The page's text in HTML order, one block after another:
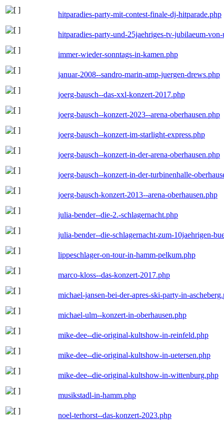
hitparadies-party-mit-contest-finale-dj-hitparade.php
hitparadies-party-und-25jaehriges-tv-jubilaeum-
immer-wieder-sonntags-in-kamen.php
januar-2008--sandro-marin-amp-juergen-drews.php
joerg-bausch--das-xxl-konzert-2017.php
joerg-bausch--konzert-2023--arena-oberhausen.php
joerg-bausch--konzert-im-starlight-express.php
joerg-bausch--konzert-in-der-arena-oberhausen.php
joerg-bausch--konzert-in-der-turbinenhalle-
joerg-bausch-konzert-2013--arena-oberhausen.php
julia-bender--die-2.-schlagernacht.php
julia-bender--die-schlagernacht-zum-10jaehrigen-
lippeschlager-on-tour-in-hamm-pelkum.php
marco-kloss--das-konzert-2017.php
michael-jansen-bei-der-apres-ski-party-in-
michael-ulm--konzert-in-oberhausen.php
mike-dee--die-original-kultshow-in-reinfeld.php
mike-dee--die-original-kultshow-in-uetersen.php
mike-dee--die-original-kultshow-in-wittenburg.php
musikstadl-in-hamm.php
noel-terhorst--das-konzert-2023.php